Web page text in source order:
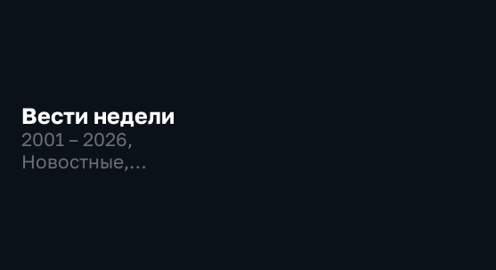
Вести недели
2001 – 2026,
Новостные,